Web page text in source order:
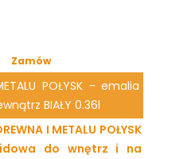
Zamów
POŁYSK - emalia
BIAŁY 0.36l
I METALU POŁYSK
do wnętrz i na